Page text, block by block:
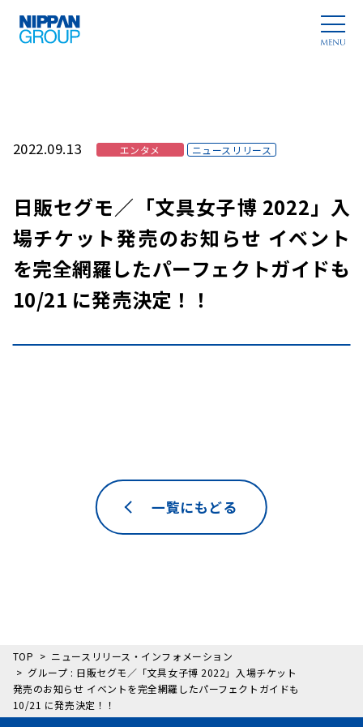
2022.09.13 エンタメ ニュースリリース
日販セグモ／「文具女子博 2022」入
場チケット発売のお知らせ イベント
を完全網羅したパーフェクトガイドも
10/21 に発売決定！！
一覧にもどる
TOP
ニュースリリース・インフォメーション
グループ : 日販セグモ／「文具女子博 2022」入場チケット
発売のお知らせ イベントを完全網羅したパーフェクトガイドも
10/21 に発売決定！！